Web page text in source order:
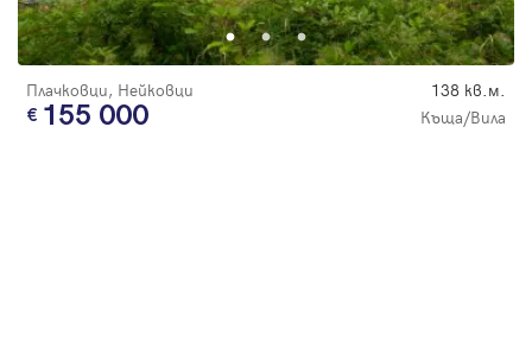
Плачковци, Нейковци 138 кв.м.
155 000 Къща/Вила